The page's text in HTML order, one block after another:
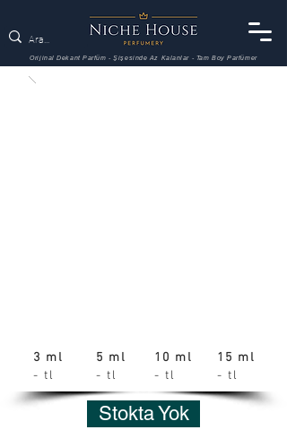
Orijinal Dekant Parfüm - Şişesinde Az Kalanlar - Tam Boy Parfümer
3 ml
- tl
5 ml
- tl
10 ml
- tl
15 ml
- tl
Stokta Yok